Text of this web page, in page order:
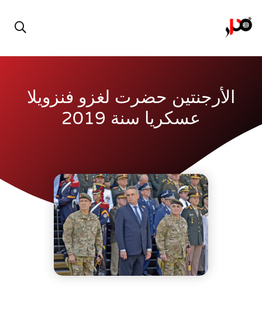
الأرجنتين حضرت لغزو فنزويلا
عسكريا سنة 2019